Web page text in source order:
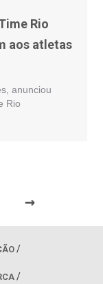
Rio
aos atletas
anunciou
Rio
→